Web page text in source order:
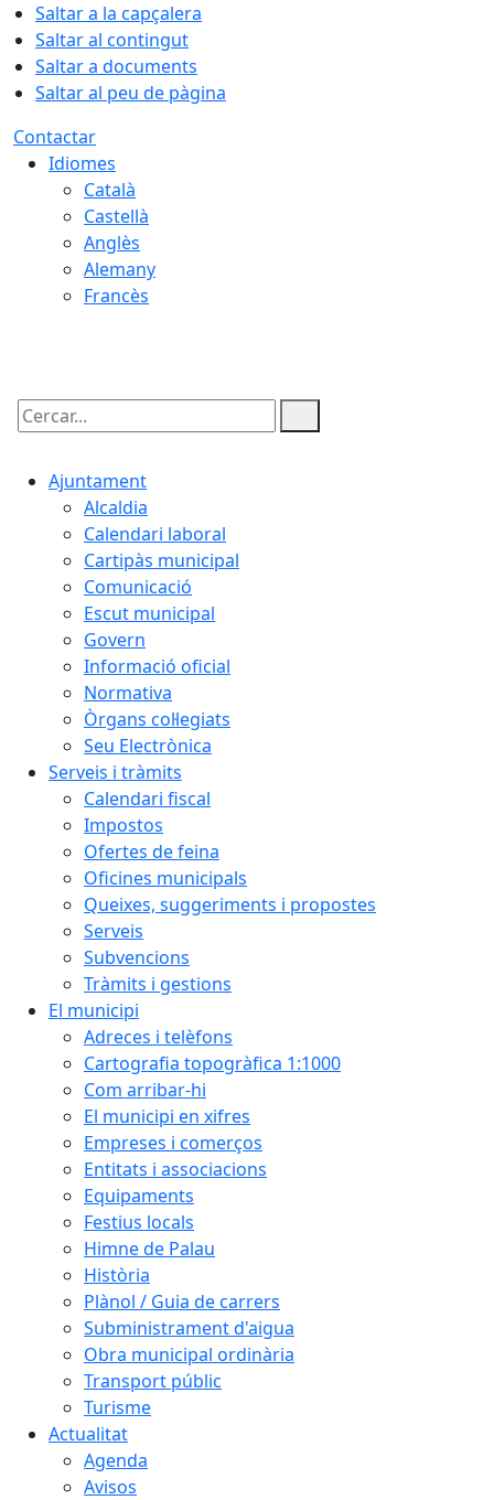
Saltar a la capçalera
Saltar al contingut
Saltar a documents
Saltar al peu de pàgina
Contactar
Idiomes
Català
Castellà
Anglès
Alemany
Francès
Cercar:
Ajuntament
Alcaldia
Calendari laboral
Cartipàs municipal
Comunicació
Escut municipal
Govern
Informació oficial
Normativa
Òrgans col·legiats
Seu Electrònica
Serveis i tràmits
Calendari fiscal
Impostos
Ofertes de feina
Oficines municipals
Queixes, suggeriments i propostes
Serveis
Subvencions
Tràmits i gestions
El municipi
Adreces i telèfons
Cartografia topogràfica 1:1000
Com arribar-hi
El municipi en xifres
Empreses i comerços
Entitats i associacions
Equipaments
Festius locals
Himne de Palau
Història
Plànol / Guia de carrers
Subministrament d'aigua
Obra municipal ordinària
Transport públic
Turisme
Actualitat
Agenda
Avisos